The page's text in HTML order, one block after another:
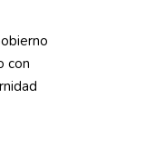
con